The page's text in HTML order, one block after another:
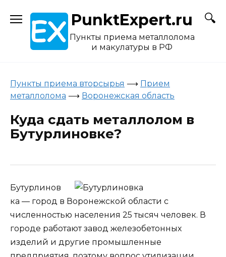
content
PunktExpert.ru
Пункты приема металлолома
и макулатуры в РФ
Пункты приема вторсырья ⟶ Прием
металлолома ⟶ ‎Воронежская область
Куда сдать металлолом в
Бутурлиновке?
Бутурлинов
ка — город в Воронежской области с
численностью населения 25 тысяч человек. В
городе работают завод железобетонных
изделий и другие промышленные